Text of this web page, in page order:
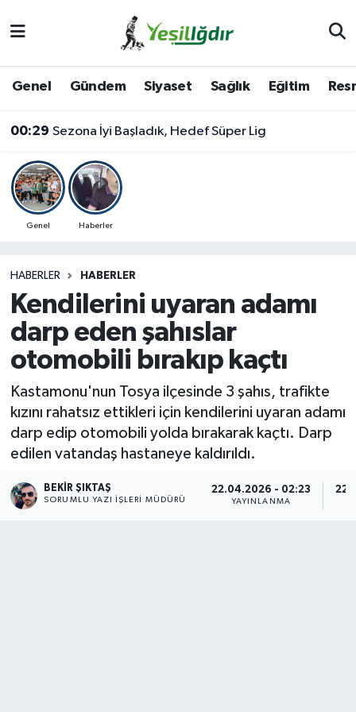
Genel Gündem Siyaset Sağlık Eğitim
00:29 Sezona İyi Başladık, Hedef Süper Lig
Genel Haberler
HABERLER HABERLER
Kendilerini uyaran adamı
darp eden şahıslar
otomobili bırakıp kaçtı
Kastamonu'nun Tosya ilçesinde 3 şahıs, trafikte
kızını rahatsız ettikleri için kendilerini uyaran adamı
darp edip otomobili yolda bırakarak kaçtı. Darp
edilen vatandaş hastaneye kaldırıldı.
BEKIR ŞIKTAŞ
SORUMLU YAZI İŞLERI MÜDÜRÜ
22.04.2026 - 02:23
YAYINLANMA
İğdir Namaz Vakitleri
Iğdır Trafik Yoğunluk Haritası
Süper Lig Puan Durumu ve Fikstür
Son Dakika Haberleri
Haber Arşivi